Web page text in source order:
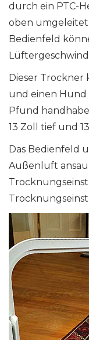
durch ein PTC-
oben
Bedienfeld
Dieser Trockner
und einen Hund
Pfund
13 Zoll tief und
Das Bedienfeld
Außenluft